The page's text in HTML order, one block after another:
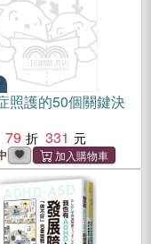
照護的50個關鍵決
79
331